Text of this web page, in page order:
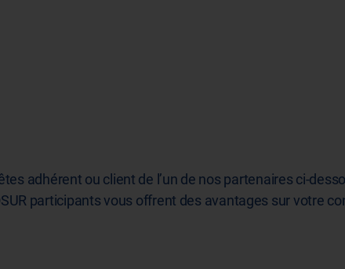
adhérent ou client de l’un de nos partenaires ci-
participants vous offrent des avantages sur votre